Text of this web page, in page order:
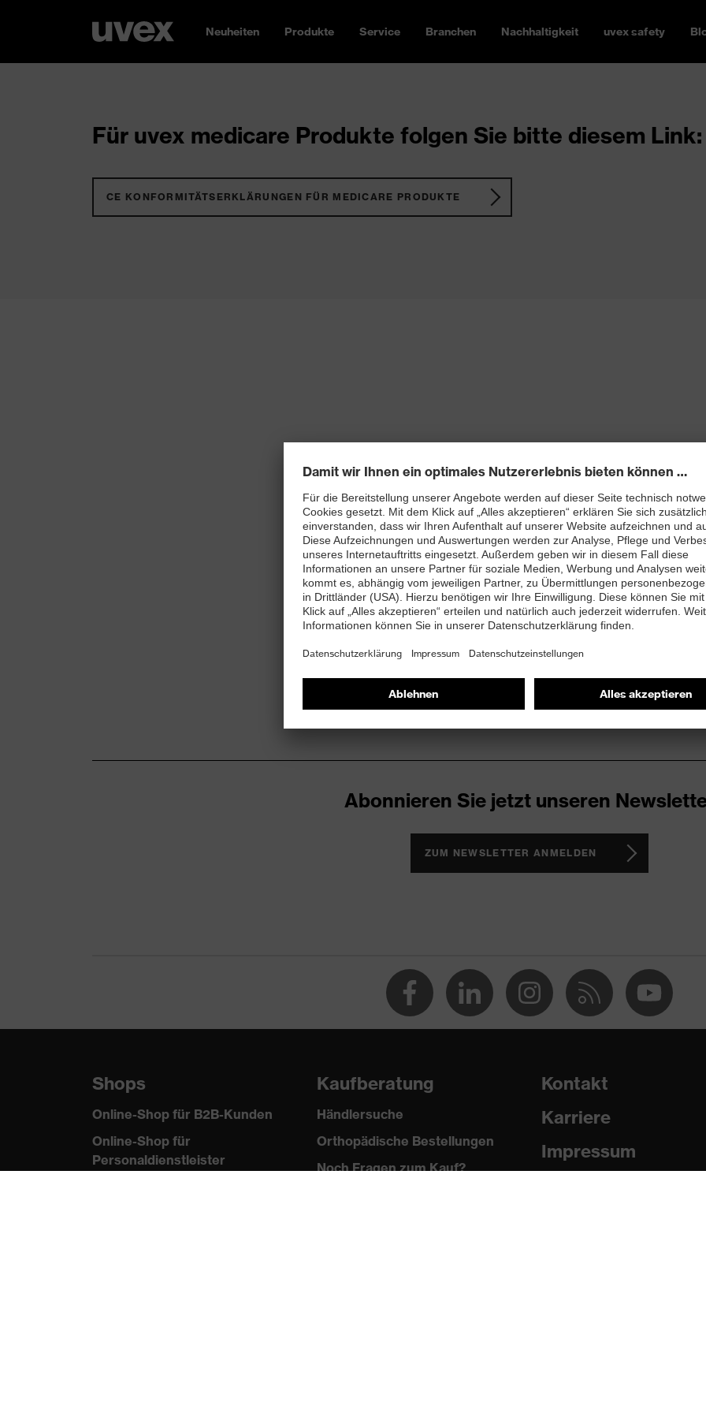
Neuheiten Produkte Service Branchen Nachhaltigkeit uvex safety
Für uvex medicare Produkte folgen Sie bitte diesem Link:
CE KONFORMITÄTSERKLÄRUNGEN FÜR MEDICARE PRODUKTE
Abonnieren Sie jetzt unseren
ZUM NEWSLETTER ANMELDEN
Shops
Online-Shop für B2B-Kunden
Online-Shop für
Personaldienstleister
Kaufberatung
Händlersuche
Orthopädische Bestellungen
Noch Fragen zum Kauf?
Kontakt
Karriere
Impressum